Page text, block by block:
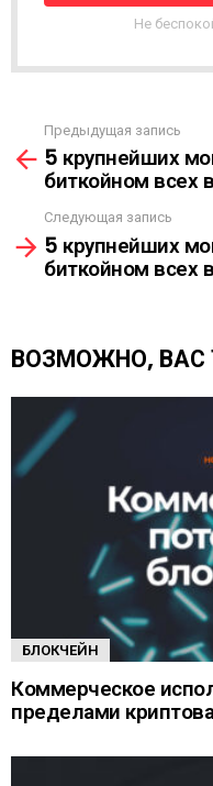
Я
С
Ы
Л
К
А
Не
м
е
щ
е
Предыдущая запись
5 крупнейших
биткойном всех
Следующая запись
5 крупнейших
биткойном всех
ВОЗМОЖНО, ВАС
БЛОКЧЕЙН
Коммерческое
пределами